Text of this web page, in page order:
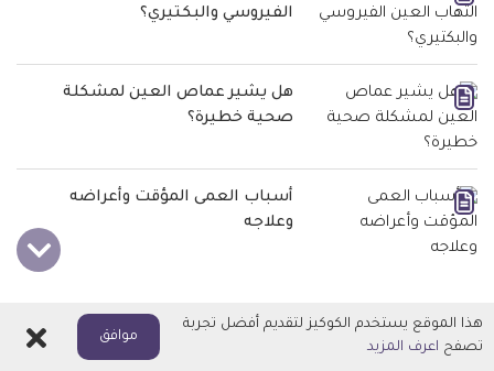
الفيروسي والبكتيري؟
هل يشير عماص العين لمشكلة
صحية خطيرة؟
أسباب العمى المؤقت وأعراضه
وعلاجه
أعراض متعلقة
هذا الموقع يستخدم الكوكيز لتقديم أفضل تجربة
تصفح اعرف المزيد
موافق اغلاق